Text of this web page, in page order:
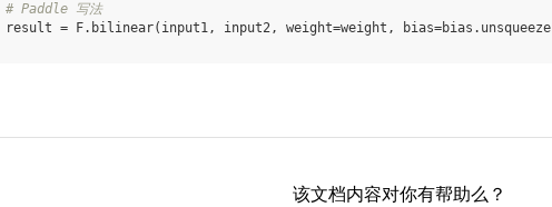
# Paddle 写法
result = F. bilinear( input1, input2, weight=weight , bias=bias . unsqueeze
该文档内容对你有帮助么？